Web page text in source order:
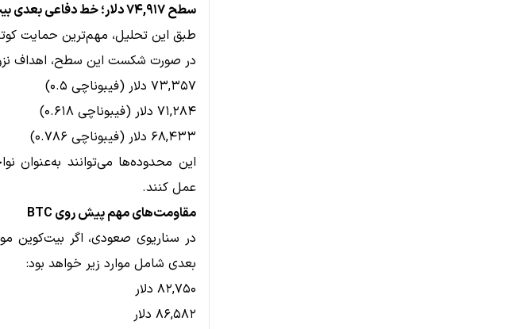
سطح ۷۴,۹۱۷ دلار؛ خط دفاعی بعدی بیت‌کوین
طبق این تحلیل، مهم‌ترین حمایت کوتاه‌مدت
در صورت شکست این سطح، اهداف
۷۳,۳۵۷ دلار (فیبوناچی ۰.۵)
۷۱,۲۸۴ دلار (فیبوناچی ۰.۶۱۸)
۶۸,۴۳۳ دلار (فیبوناچی ۰.۷۸۶)
این محدوده‌ها می‌توانند به‌عنوان
عمل کنند.
مقاومت‌های مهم پیش روی BTC
در سناریوی صعودی، اگر بیت‌کوین
بعدی شامل موارد زیر خواهد بود:
۸۲,۷۵۰ دلار
۸۶,۵۸۲ دلار